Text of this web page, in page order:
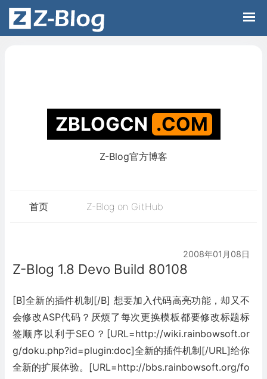
Z-Blog官方博客
首页 Z-Blog on GitHub
2008年01月08日
Z-Blog 1.8 Devo Build 80108
[B]全新的插件机制[/B] 想要加入代码高亮功能，却又不
会修改ASP代码？厌烦了每次更换模板都要修改标题标
签顺序以利于SEO？[URL=http://wiki.rainbowsoft.or
g/doku.php?id=plugin:doc]全新的插件机制[/URL]给你
全新的扩展体验。[URL=http://bbs.rainbowsoft.org/fo